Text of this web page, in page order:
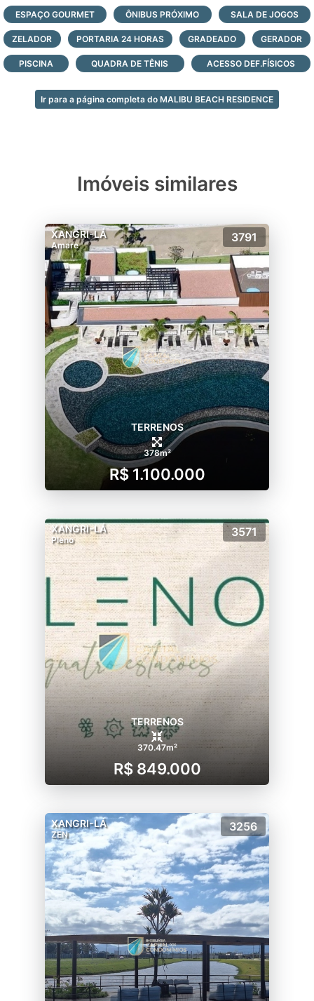
Veja todas as opções de lotes e casas à
venda no condomínio Malibu, logo abaixo,
faça contato e agende a sua visita com
nossos corretores agora mesmo!
ESPAÇO GOURMET ÔNIBUS PRÓXIMO SALA DE JOGOS
ZELADOR PORTARIA 24 HORAS GRADEADO GERADOR
PISCINA QUADRA DE TÊNIS ACESSO DEF.FÍSICOS
Ir para a página completa do MALIBU BEACH RESIDENCE
Imóveis similares
XANGRI-LÁ
Amare
3791
TERRENOS
378m²
R$ 1.100.000
XANGRI-LÁ
Pleno
3571
TERRENOS
370.47m²
R$ 849.000
XANGRI-LÁ
ZEN
3256